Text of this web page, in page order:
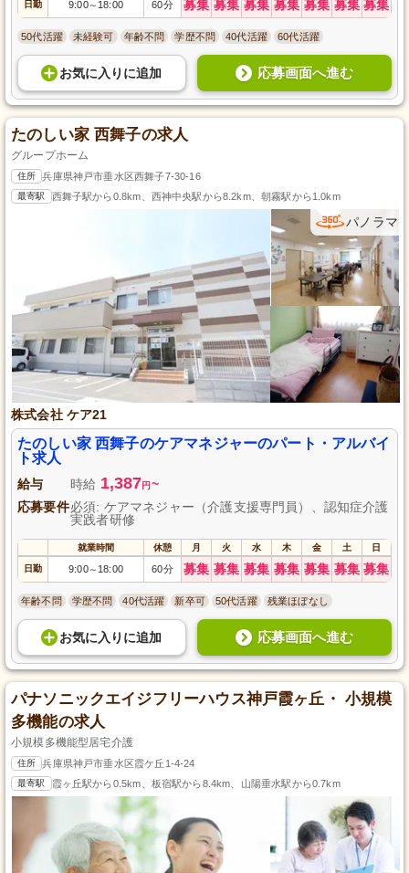
日勤 9:00～ 18:00 60分 募集 募集 募集 募集 募集 募集 募集
50代活躍 未経験可 年齢不問 学歴不問 40代活躍 60代活躍
お気に入り に追加 応募画面へ進む
たのしい家 西舞子の求人
グループホーム
住所 兵庫県神戸市垂水区西舞子7-30-16
最寄駅 西舞子駅から0.8km、西神中央駅から8.2km、朝霧駅から1.0km
パノラマ
株式会社 ケア21
たのしい家 西舞子のケアマネジャーのパート・アルバイ
ト求人
給与 時給 1,387円 ~
応募要件必須: ケアマネジャー（介護支援専門員）、認知症介護
実践者研修
就業時間 休憩 月 火 水 木 金 土 日
日勤 9:00～ 18:00 60分 募集 募集 募集 募集 募集 募集 募集
年齢不問 学歴不問 40代活躍 新卒可 50代活躍 残業ほぼなし
お気に入り に追加 応募画面へ進む
パナソニックエイジフリーハウス神戸霞ヶ丘・ 小規模
多機能の求人
小規模多機能型居宅介護
住所 兵庫県神戸市垂水区霞ケ丘1-4-24
最寄駅 霞ヶ丘駅から0.5km、板宿駅から8.4km、山陽垂水駅から0.7km